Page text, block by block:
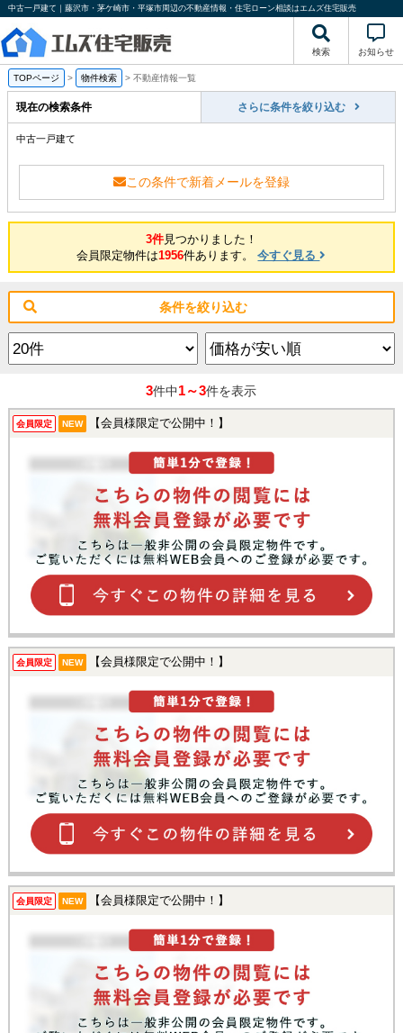
中古一戸建て｜藤沢市・茅ケ崎市・平塚市周辺の不動産情報・住宅ローン相談はエムズ住宅販売
検索 お知らせ
TOPページ > 物件検索 > 不動産情報一覧
現在の検索条件 さらに条件を絞り込む
中古一戸建て
この条件で新着メールを登録
3件見つかりました！
会員限定物件は1956件あります。今すぐ見る
条件を絞り込む
3件中1～3件を表示
会員限定 NEW 【会員様限定で公開中！】
会員限定 NEW 【会員様限定で公開中！】
会員限定 NEW 【会員様限定で公開中！】